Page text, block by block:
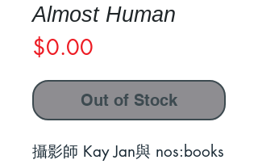
Almost Human
$0.00
Out of Stock
攝影師 Kay Jan與 nos:books